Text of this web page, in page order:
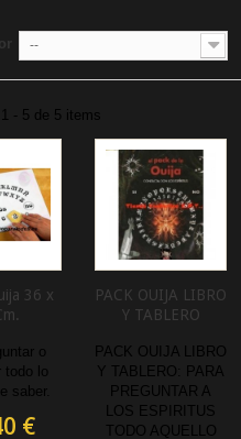
--
- 5 de 5 items
36 x
o
todo lo
saber.
€
PACK OUIJA LIBRO
Y TABLERO
PACK OUIJA LIBRO
Y TABLERO: PARA
PREGUNTAR A
LOS ESPIRITUS
TODO AQUELLO